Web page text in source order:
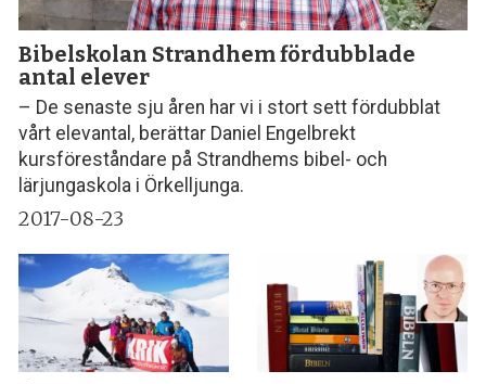
Bibelskolan Strandhem fördubblade
antal elever
– De senaste sju åren har vi i stort sett fördubblat
vårt elevantal, berättar Daniel Engelbrekt
kursföreståndare på Strandhems bibel- och
lärjungaskola i Örkelljunga.
2017-08-23